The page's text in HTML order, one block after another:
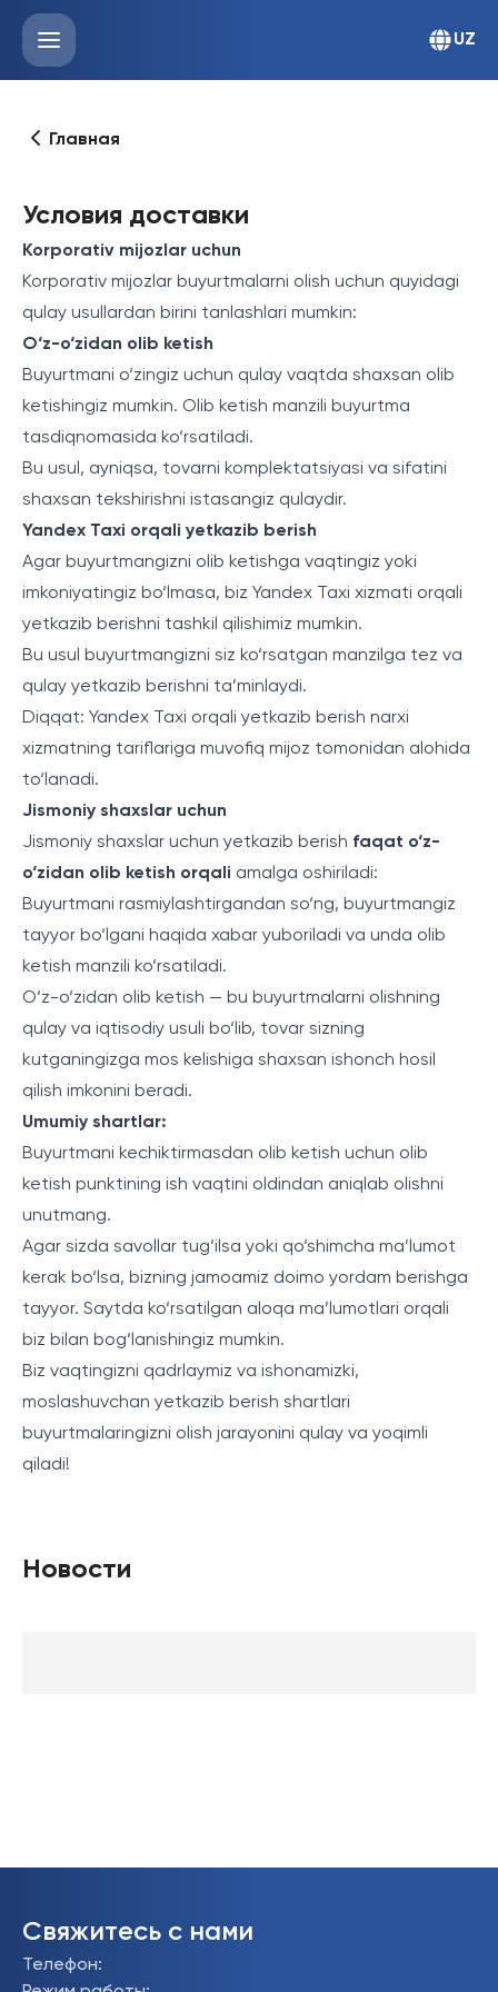
UZ
Главная
Условия доставки
Korporativ mijozlar uchun
Korporativ mijozlar buyurtmalarni olish uchun quyidagi
qulay usullardan birini tanlashlari mumkin:
O‘z-o‘zidan olib ketish
Buyurtmani o‘zingiz uchun qulay vaqtda shaxsan olib
ketishingiz mumkin. Olib ketish manzili buyurtma
tasdiqnomasida ko‘rsatiladi.
Bu usul, ayniqsa, tovarni komplektatsiyasi va sifatini
shaxsan tekshirishni istasangiz qulaydir.
Yandex Taxi orqali yetkazib berish
Agar buyurtmangizni olib ketishga vaqtingiz yoki
imkoniyatingiz bo‘lmasa, biz Yandex Taxi xizmati orqali
yetkazib berishni tashkil qilishimiz mumkin.
Bu usul buyurtmangizni siz ko‘rsatgan manzilga tez va
qulay yetkazib berishni ta’minlaydi.
Diqqat: Yandex Taxi orqali yetkazib berish narxi
xizmatning tariflariga muvofiq mijoz tomonidan alohida
to‘lanadi.
Jismoniy shaxslar uchun
Jismoniy shaxslar uchun yetkazib berish faqat o‘z-
o‘zidan olib ketish orqali amalga oshiriladi:
Buyurtmani rasmiylashtirgandan so‘ng, buyurtmangiz
tayyor bo‘lgani haqida xabar yuboriladi va unda olib
ketish manzili ko‘rsatiladi.
O‘z-o‘zidan olib ketish — bu buyurtmalarni olishning
qulay va iqtisodiy usuli bo‘lib, tovar sizning
kutganingizga mos kelishiga shaxsan ishonch hosil
qilish imkonini beradi.
Umumiy shartlar:
Buyurtmani kechiktirmasdan olib ketish uchun olib
ketish punktining ish vaqtini oldindan aniqlab olishni
unutmang.
Agar sizda savollar tug‘ilsa yoki qo‘shimcha ma’lumot
kerak bo‘lsa, bizning jamoamiz doimo yordam berishga
tayyor. Saytda ko‘rsatilgan aloqa ma’lumotlari orqali
biz bilan bog‘lanishingiz mumkin.
Biz vaqtingizni qadrlaymiz va ishonamizki,
moslashuvchan yetkazib berish shartlari
buyurtmalaringizni olish jarayonini qulay va yoqimli
qiladi!
Новости
Свяжитесь с нами
Телефон: